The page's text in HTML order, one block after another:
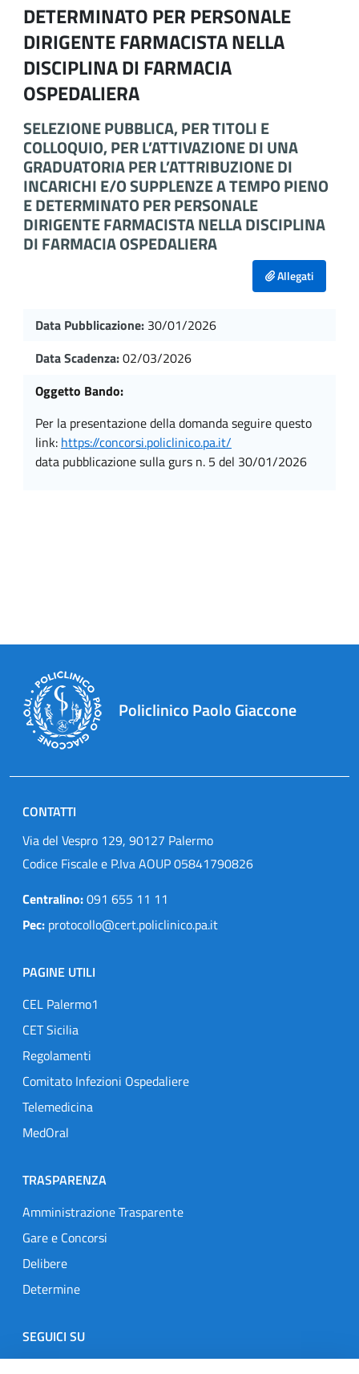
DETERMINATO PER PERSONALE
DIRIGENTE FARMACISTA NELLA
DISCIPLINA DI FARMACIA
OSPEDALIERA
SELEZIONE PUBBLICA, PER TITOLI E
COLLOQUIO, PER L’ATTIVAZIONE DI UNA
GRADUATORIA PER L’ATTRIBUZIONE DI
INCARICHI E/O SUPPLENZE A TEMPO PIENO
E DETERMINATO PER PERSONALE
DIRIGENTE FARMACISTA NELLA DISCIPLINA
DI FARMACIA OSPEDALIERA
Allegati
Data Pubblicazione: 30/01/2026
Data Scadenza:02/03/2026
Oggetto Bando:
per la presentazione della domanda seguire questo
link: https://concorsi.policlinico.pa.it/
data pubblicazione sulla gurs n. 5 del 30/01/2026
Policlinico Paolo Giaccone
CONTATTI
Via del Vespro 129, 90127 Palermo
Codice Fiscale e P.Iva AOUP 05841790826
Centralino:091 655 11 11
Pec: protocollo@cert.policlinico.pa.it
PAGINE UTILI
CEL Palermo1
CET Sicilia
Regolamenti
Comitato Infezioni Ospedaliere
Telemedicina
MedOral
TRASPARENZA
Amministrazione Trasparente
Gare e Concorsi
Delibere
Determine
SEGUICI SU
Designers Italia
TwitterInstagramYoutubeLinkedin